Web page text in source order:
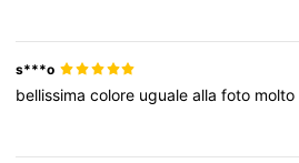
s***o
bellissimacolore ugualeallafoto molto